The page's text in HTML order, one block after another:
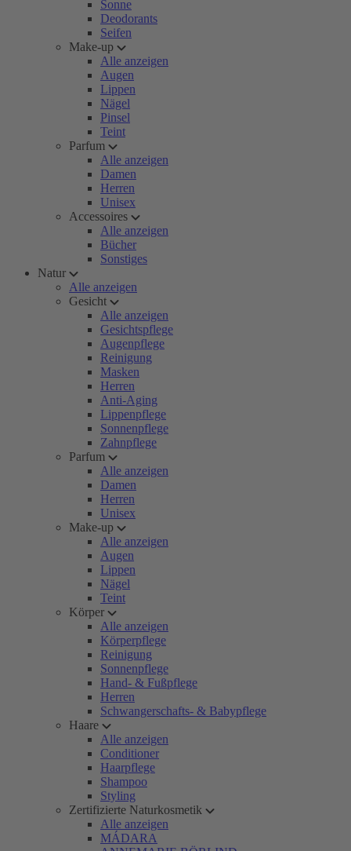
Sonne
Deodorants
Seifen
Make-up
Alle anzeigen
Augen
Lippen
Nägel
Pinsel
Teint
Parfum
Alle anzeigen
Damen
Herren
Unisex
Accessoires
Alle anzeigen
Bücher
Sonstiges
Natur
Alle anzeigen
Gesicht
Alle anzeigen
Gesichtspflege
Augenpflege
Reinigung
Masken
Herren
Anti-Aging
Lippenpflege
Sonnenpflege
Zahnpflege
Parfum
Alle anzeigen
Damen
Herren
Unisex
Make-up
Alle anzeigen
Augen
Lippen
Nägel
Teint
Körper
Alle anzeigen
Körperpflege
Reinigung
Sonnenpflege
Hand- & Fußpflege
Herren
Schwangerschafts- & Babypflege
Haare
Alle anzeigen
Conditioner
Haarpflege
Shampoo
Styling
Zertifizierte Naturkosmetik
Alle anzeigen
MÁDARA